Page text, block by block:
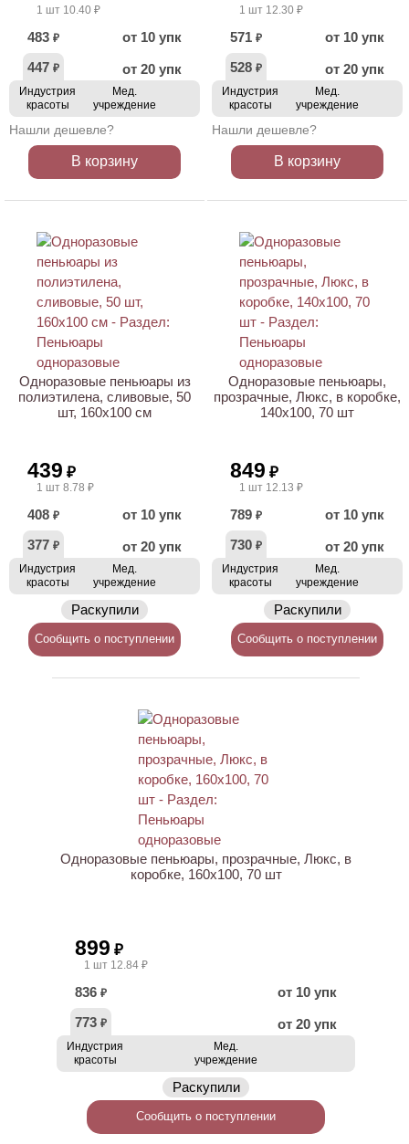
1 шт 10.40 ₽
483 ₽
от 10 упк
447 ₽ от 20 упк
Индустрия
красоты
Мед.
учреждение
Нашли дешевле?
В корзину
1 шт 12.30 ₽
571 ₽
от 10 упк
528 ₽ от 20 упк
Индустрия
красоты
Мед.
учреждение
Нашли дешевле?
В корзину
Одноразовые пеньюары из
полиэтилена, сливовые, 50
шт, 160х100 см
439 ₽
1 шт 8.78 ₽
408 ₽
от 10 упк
377 ₽ от 20 упк
Индустрия
красоты
Мед.
учреждение
Раскупили
Сообщить о поступлении
Одноразовые пеньюары,
прозрачные, Люкс, в коробке,
140х100, 70 шт
849 ₽
1 шт 12.13 ₽
789 ₽
от 10 упк
730 ₽ от 20 упк
Индустрия
красоты
Мед.
учреждение
Раскупили
Сообщить о поступлении
Одноразовые пеньюары, прозрачные, Люкс, в
коробке, 160х100, 70 шт
899 ₽
1 шт 12.84 ₽
836 ₽
от 10 упк
773 ₽ от 20 упк
Индустрия
красоты
Мед.
учреждение
Раскупили
Сообщить о поступлении